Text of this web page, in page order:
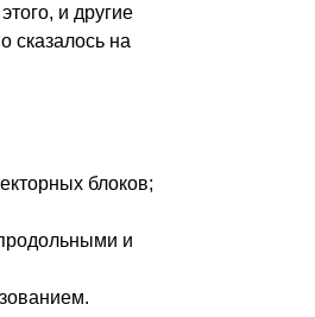
и другие
сказалось на
блоков;
и